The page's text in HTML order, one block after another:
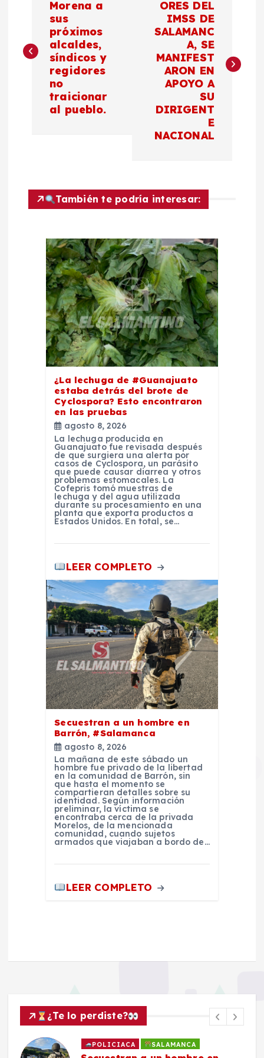
v
e
ó
Morena a
sus
próximos
alcaldes,
síndicos y
regidores
no
traicionar
al pueblo.
ORES DEL
IMSS DE
SALAMANC
A, SE
MANIFEST
ARON EN
APOYO A
SU
DIRIGENT
E
NACIONAL
También te podría interesar:
¿La lechuga de #Guanajuato
estaba detrás del brote de
Cyclospora? Esto encontraron
en las pruebas
agosto 8, 2026
La lechuga producida en
Guanajuato fue revisada después
de que surgiera una alerta por
casos de Cyclospora, un parásito
que puede causar diarrea y otros
problemas estomacales. La
Cofepris tomó muestras de
lechuga y del agua utilizada
durante su procesamiento en una
planta que exporta productos a
Estados Unidos. En total, se…
LEER COMPLETO
Secuestran a un hombre en
Barrón, #Salamanca
agosto 8, 2026
La mañana de este sábado un
hombre fue privado de la libertad
en la comunidad de Barrón, sin
que hasta el momento se
compartieran detalles sobre su
identidad. Según información
preliminar, la víctima se
encontraba cerca de la privada
Morelos, de la mencionada
comunidad, cuando sujetos
armados que viajaban a bordo de…
LEER COMPLETO
¿Te lo perdiste?
POLICIACA SALAMANCA